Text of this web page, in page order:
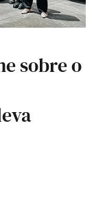
sobre o